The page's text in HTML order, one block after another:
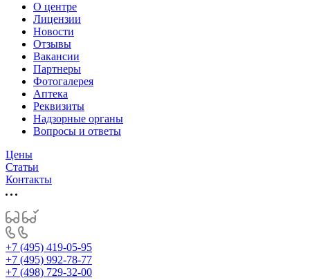
О центре
Лицензии
Новости
Отзывы
Вакансии
Партнеры
Фотогалерея
Аптека
Реквизиты
Надзорные органы
Вопросы и ответы
Цены
Статьи
Контакты
+7 (495) 419-05-95
+7 (495) 992-78-77
+7 (498) 729-32-00